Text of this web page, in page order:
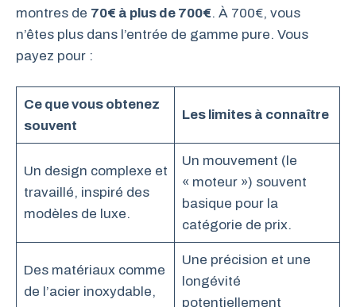
montres de 70€ à plus de 700€. À 700€, vous
n’êtes plus dans l’entrée de gamme pure. Vous
payez pour :
Ce que vous obtenez
souvent
Les limites à connaître
Un design complexe et
travaillé, inspiré des
modèles de luxe.
Un mouvement (le
« moteur ») souvent
basique pour la
catégorie de prix.
Des matériaux comme
de l’acier inoxydable,
Une précision et une
longévité
potentiellement